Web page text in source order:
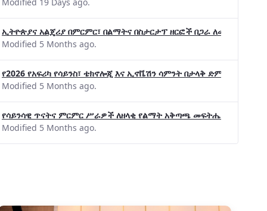
ኢትዮጵያና አልጄሪያ በምርምር፣ በልማትና በስታርታፕ ዘርፎች በጋራ ለመስራት መከሩ፡፡
Modified 5 Months ago.
የ2026 የአፍሪካ የሳይንስ፣ ቴክኖሎጂ እና ኢኖቬሽን ሳምንት በታላቅ ድምቀት
Modified 5 Months ago.
የሳይንሳዊ ጥናትና ምርምር ሥራዎች ለዘላቂ የልማት አቅጣጫ መፍትሔ ጠቋሚ
Modified 5 Months ago.